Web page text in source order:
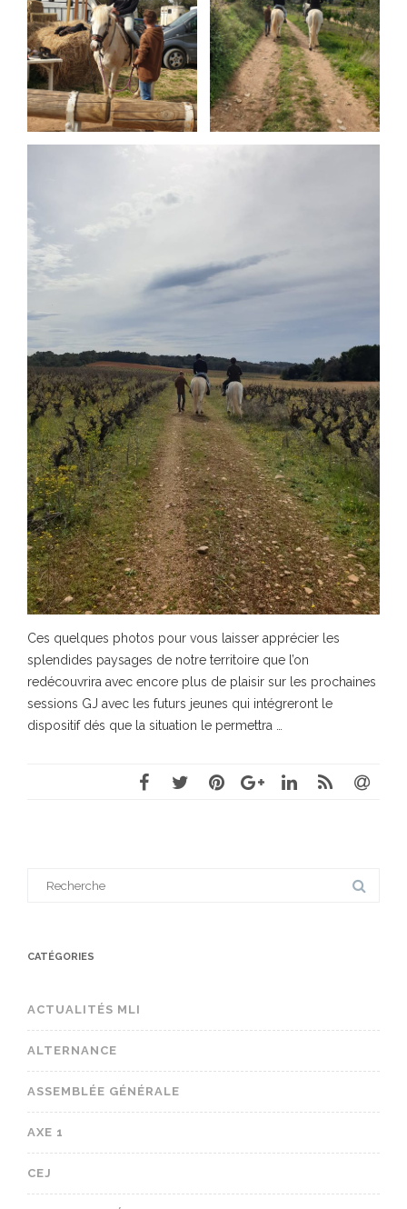
Ces quelques photos pour vous laisser apprécier les
splendides paysages de notre territoire que l’on
redécouvrira avec encore plus de plaisir sur les prochaines
sessions GJ avec les futurs jeunes qui intégreront le
dispositif dés que la situation le permettra …
CATÉGORIES
ACTUALITÉS MLI
ALTERNANCE
ASSEMBLÉE GÉNÉRALE
AXE 1
CEJ